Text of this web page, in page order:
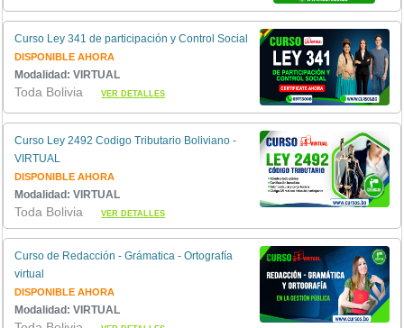
Curso Ley 341 de participación y Control Social
DISPONIBLE AHORA
Modalidad: VIRTUAL
Toda BoliviaVER DETALLES
Curso Ley 2492 Codigo Tributario Boliviano -
VIRTUAL
DISPONIBLE AHORA
Modalidad: VIRTUAL
Toda BoliviaVER DETALLES
Curso de Redacción - Grámatica - Ortografía
virtual
DISPONIBLE AHORA
Modalidad: VIRTUAL